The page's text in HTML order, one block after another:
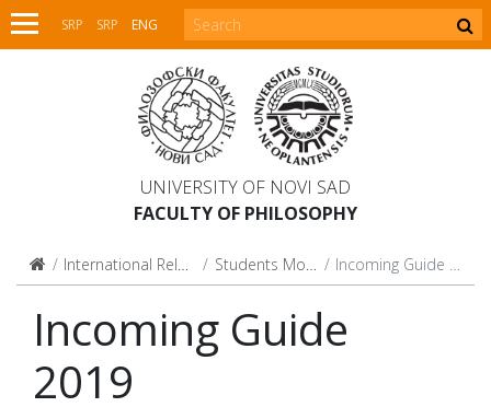
SRP SRP ENG
UNIVERSITY OF NOVI SAD
FACULTY OF PHILOSOPHY
International Relations Students Mobility Incoming Guide 2019
Incoming Guide
2019